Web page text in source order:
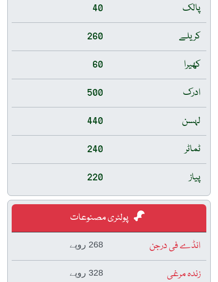
پالک
40
کریلے
260
کھیرا
60
ادرک
500
لہسن
440
ٹماٹر
240
پیاز
220
پولٹری مصنوعات
انڈے فی درجن
268 روپے
زندہ مرغی 328 روپے